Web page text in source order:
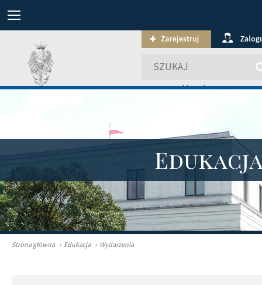
wyszukiwanie
Strona główna › Edukacja › Wydarzenia